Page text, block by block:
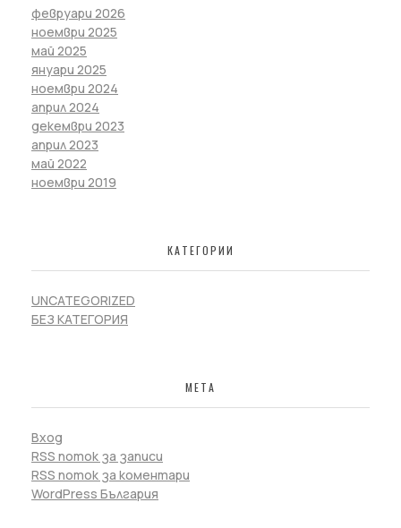
февруари 2026
ноември 2025
май 2025
януари 2025
ноември 2024
април 2024
декември 2023
април 2023
май 2022
ноември 2019
КАТЕГОРИИ
UNCATEGORIZED
БЕЗ КАТЕГОРИЯ
МЕТА
Вход
RSS поток за записи
RSS поток за коментари
WordPress България